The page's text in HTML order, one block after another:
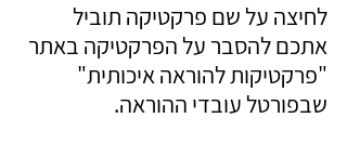
לחיצה על שם פרקטיקה תוביל
אתכם להסבר על הפרקטיקה באתר
"פרקטיקות להוראה איכותית"
שבפורטל עובדי ההוראה.